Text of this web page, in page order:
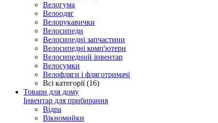
Велогума
Велоодяг
Велорукавички
Велосипеди
Велосипедні запчастини
Велосипедні комп'ютери
Велосипедний інвентар
Велосумки
Велофляги і фляготримачі
Всі категорії (16)
Товари для дому
Інвентар для прибирання
Відра
Вікномийки